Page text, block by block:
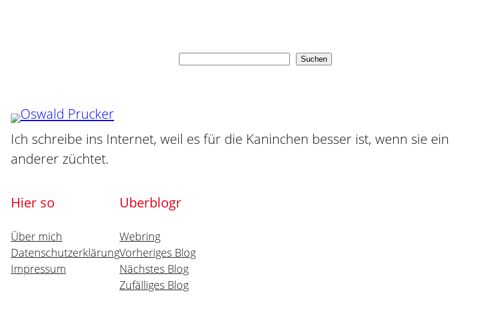
Suchen
Ich schreibe ins Internet, weil es für die Kaninchen besser ist, wenn sie ein
anderer züchtet.
Hier so
Über mich
Datenschutzerklärung
Impressum
Uberblogr
Webring
Vorheriges Blog
Nächstes Blog
Zufälliges Blog